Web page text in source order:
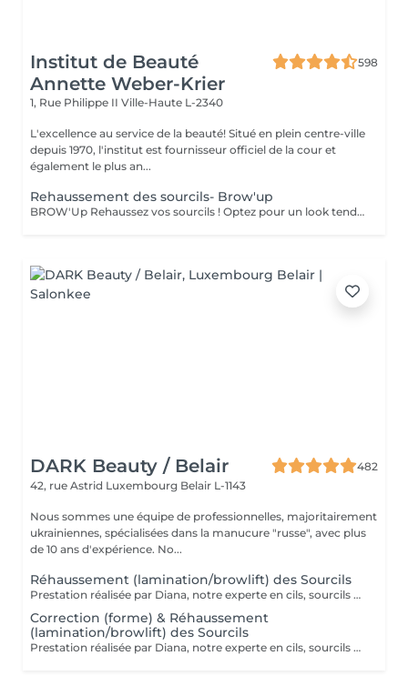
Institut de Beauté
Annette Weber-Krier
598
1, Rue Philippe II Ville-Haute L-2340
L'excellence au service de la beauté! Situé en plein centre-ville
depuis 1970, l'institut est fournisseur officiel de la cour et
également le plus an...
Rehaussement des sourcils- Brow'up
BROW'Up Rehaussez vos sourcils ! Optez pour un look tendance ! Découvrez cette toute dernière tendance ! Le principe consiste à modifier le mouvement de vos poils de manière durable (+/- 6 semaines) en les rehaussant vers le haut et/ou dans leur mouvement naturel. Pourquoi ? Le sourcil sera plus ouvert, plus dense, il ouvrira considérablement le regard. Très utilisé par les plus grands maquilleurs, le coiffage du sourcil vers le haut à un vrai impact sur le regard, qui parait comme lifté, rehaussé. Egalement très utilisé en Amérique latine et en Asie, car les poils ont tendance à chuter vers le bas. Cette technique permet de les discipliner pour obtenir une ligne harmonieuse. Très utile également pour des sourcils qui frisent, qui prennent de mauvais plis , ou qui sont trop longs. Le but étant de les plaquer dans le sens le plus optimal . Messieurs, cette technique peut également vous convenir pour discipliner les volumes ! Sublime mariage avec une teinture 3D/HD Brow
DARK Beauty / Belair
482
42, rue Astrid Luxembourg Belair L-1143
Nous sommes une équipe de professionnelles, majoritairement
ukrainiennes, spécialisées dans la manucure "russe", avec plus
de 10 ans d'expérience. No...
Réhaussement (lamination/browlift) des Sourcils
Prestation réalisée par Diana, notre experte en cils, sourcils et épilation, avec plus de 10 ans d'expérience, garantissant précision et résultats de haute qualité.
Correction (forme) & Réhaussement
(lamination/browlift) des Sourcils
Prestation réalisée par Diana, notre experte en cils, sourcils et épilation, avec plus de 10 ans d'expérience, garantissant précision et résultats de haute qualité.